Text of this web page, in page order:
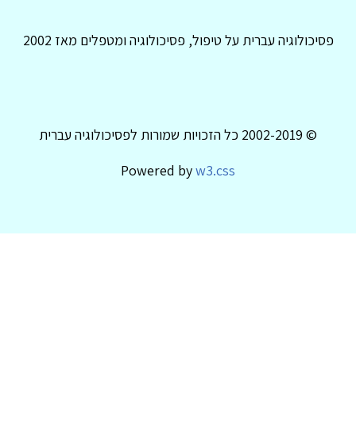
פסיכולוגיה עברית על טיפול, פסיכולוגיה ומטפלים מאז 2002
© 2002-2019 כל הזכויות שמורות לפסיכולוגיה עברית
Powered byw3.css